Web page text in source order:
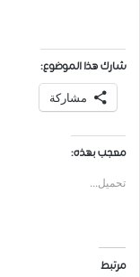
شارك هذا الموضوع:
مشاركة
معجب بهذه:
تحميل...
مرتبط